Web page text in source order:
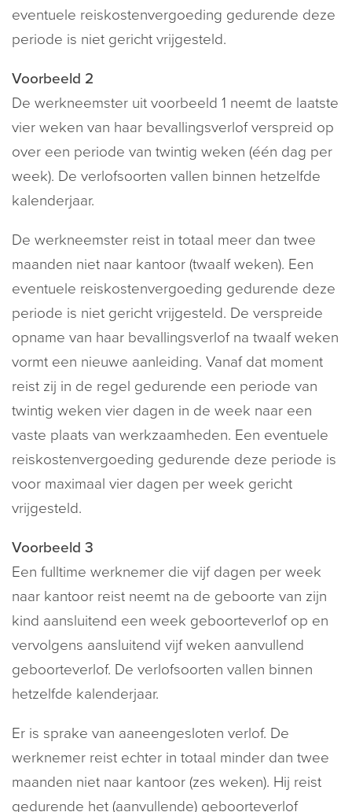
eventuele reiskostenvergoeding gedurende deze
periode is niet gericht vrijgesteld.
Voorbeeld 2
De werkneemster uit voorbeeld 1 neemt de laatste
vier weken van haar bevallingsverlof verspreid op
over een periode van twintig weken (één dag per
week). De verlofsoorten vallen binnen hetzelfde
kalenderjaar.
De werkneemster reist in totaal meer dan twee
maanden niet naar kantoor (twaalf weken). Een
eventuele reiskostenvergoeding gedurende deze
periode is niet gericht vrijgesteld. De verspreide
opname van haar bevallingsverlof na twaalf weken
vormt een nieuwe aanleiding. Vanaf dat moment
reist zij in de regel gedurende een periode van
twintig weken vier dagen in de week naar een
vaste plaats van werkzaamheden. Een eventuele
reiskostenvergoeding gedurende deze periode is
voor maximaal vier dagen per week gericht
vrijgesteld.
Voorbeeld 3
Een fulltime werknemer die vijf dagen per week
naar kantoor reist neemt na de geboorte van zijn
kind aansluitend een week geboorteverlof op en
vervolgens aansluitend vijf weken aanvullend
geboorteverlof. De verlofsoorten vallen binnen
hetzelfde kalenderjaar.
Er is sprake van aaneengesloten verlof. De
werknemer reist echter in totaal minder dan twee
maanden niet naar kantoor (zes weken). Hij reist
gedurende het (aanvullende) geboorteverlof